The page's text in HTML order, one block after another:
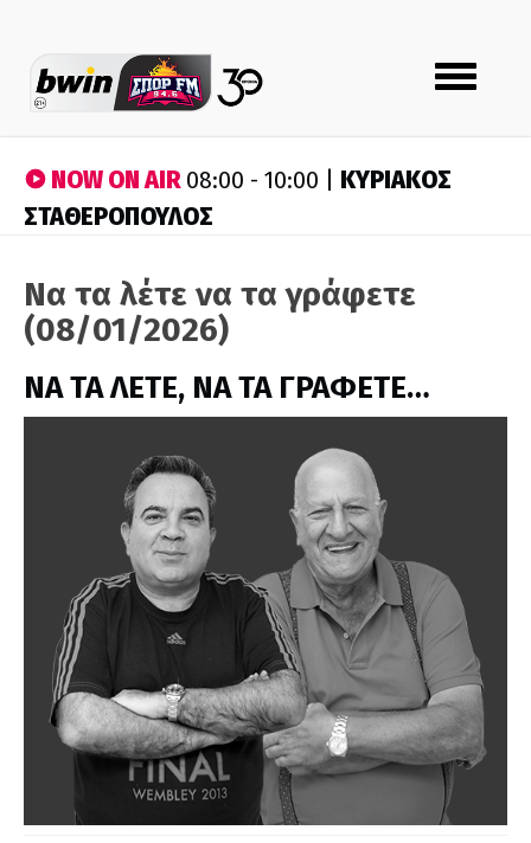
Toggle
navigation
NOW ON AIR08:00 - 10:00 | ΚΥΡΙΑΚΟΣ
ΣΤΑΘΕΡΟΠΟΥΛΟΣ
Να τα λέτε να τα γράφετε
(08/01/2026)
ΝΑ ΤΑ ΛΕΤΕ, ΝΑ ΤΑ ΓΡΑΦΕΤΕ…